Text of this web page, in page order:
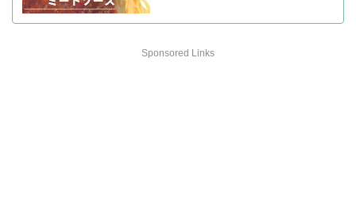
Sponsored Links